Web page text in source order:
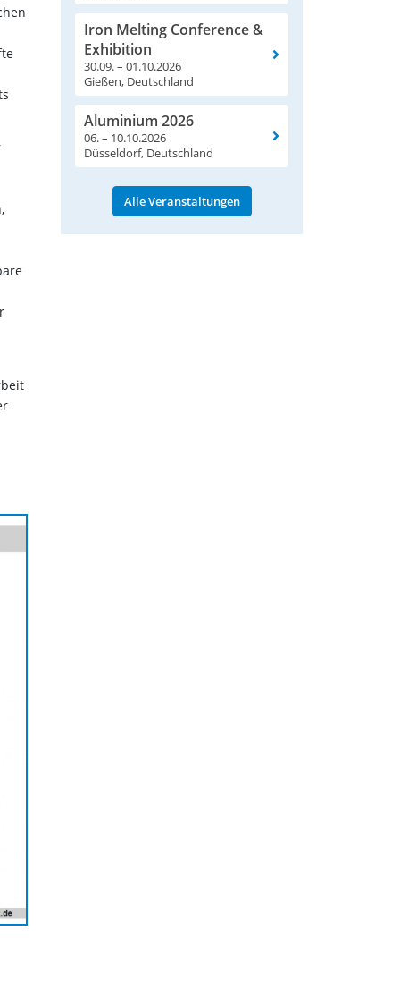
Iron Melting Conference &
Exhibition
30.09. – 01.10.2026
Gießen, Deutschland
Aluminium 2026
06. – 10.10.2026
Düsseldorf, Deutschland
Alle Veranstaltungen